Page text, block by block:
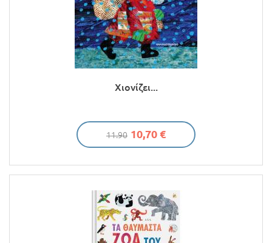
Χιονίζει...
11.90 10,70 €